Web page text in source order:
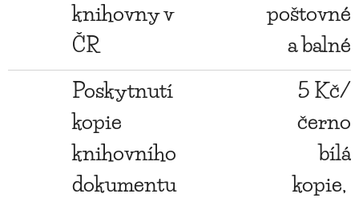
knihovny v
ČR
poštovné
a balné
Poskytnutí
kopie
knihovního
dokumentu
5 Kč/
černo
bílá
kopie,